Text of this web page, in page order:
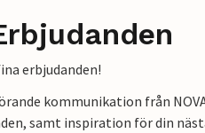
erbjudanden!
kommunikation från
samt inspiration för din